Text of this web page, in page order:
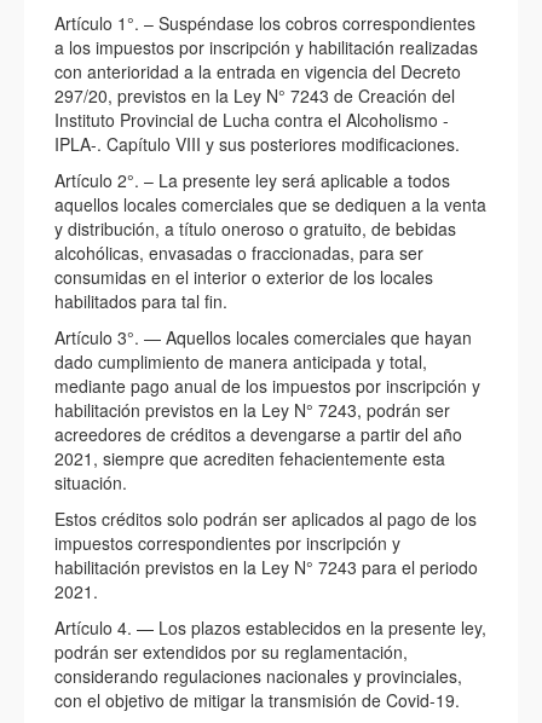
Artículo 1°. – Suspéndase los cobros correspondientes
a los impuestos por inscripción y habilitación realizadas
con anterioridad a la entrada en vigencia del Decreto
297/20, previstos en la Ley N° 7243 de Creación del
Instituto Provincial de Lucha contra el Alcoholismo -
IPLA-. Capítulo VIII y sus posteriores modificaciones.
Artículo 2°. – La presente ley será aplicable a todos
aquellos locales comerciales que se dediquen a la venta
y distribución, a título oneroso o gratuito, de bebidas
alcohólicas, envasadas o fraccionadas, para ser
consumidas en el interior o exterior de los locales
habilitados para tal fin.
Artículo 3°. — Aquellos locales comerciales que hayan
dado cumplimiento de manera anticipada y total,
mediante pago anual de los impuestos por inscripción y
habilitación previstos en la Ley N° 7243, podrán ser
acreedores de créditos a devengarse a partir del año
2021, siempre que acrediten fehacientemente esta
situación.
Estos créditos solo podrán ser aplicados al pago de los
impuestos correspondientes por inscripción y
habilitación previstos en la Ley N° 7243 para el periodo
2021.
Artículo 4. — Los plazos establecidos en la presente ley,
podrán ser extendidos por su reglamentación,
considerando regulaciones nacionales y provinciales,
con el objetivo de mitigar la transmisión de Covid-19.